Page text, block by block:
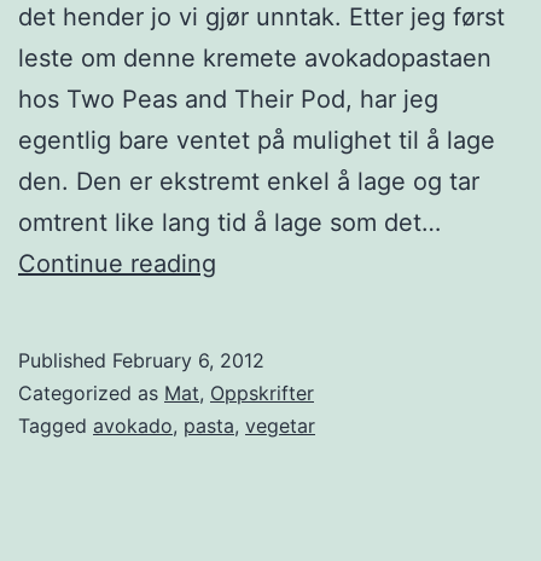
det hender jo vi gjør unntak. Etter jeg først
leste om denne kremete avokadopastaen
hos Two Peas and Their Pod, har jeg
egentlig bare ventet på mulighet til å lage
den. Den er ekstremt enkel å lage og tar
omtrent like lang tid å lage som det…
Continue reading
t
a
Published February 6, 2012
Categorized as Mat, Oppskrifter
Tagged avokado, pasta, vegetar